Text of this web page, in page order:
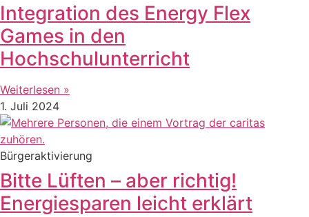
Integration des Energy Flex
Games in den
Hochschulunterricht
Weiterlesen »
1. Juli 2024
Bürgeraktivierung
Bitte Lüften – aber richtig!
Energiesparen leicht erklärt